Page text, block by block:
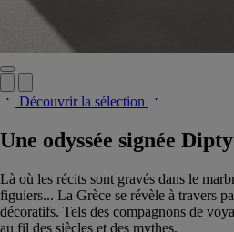
Découvrir la sélection
Une odyssée signée
Là où les récits sont gravés dans le
figuiers... La Grèce se révèle à travers
décoratifs. Tels des compagnons de
au fil des siècles et des mythes.